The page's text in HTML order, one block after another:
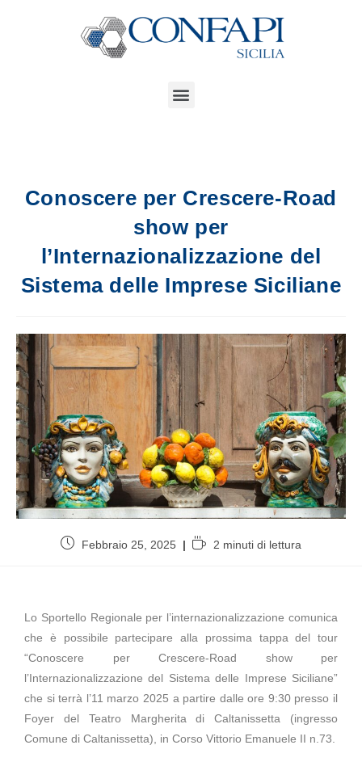
Conoscere per Crescere-Road
show per
l’Internazionalizzazione del
Sistema delle Imprese Siciliane
Febbraio 25, 2025 2 minuti di lettura
Lo Sportello Regionale per l’internazionalizzazione comunica
che è possibile partecipare alla prossima tappa del tour
“Conoscere per Crescere-Road show per
l’Internazionalizzazione del Sistema delle Imprese Siciliane”
che si terrà l’11 marzo 2025 a partire dalle ore 9:30 presso il
Foyer del Teatro Margherita di Caltanissetta (ingresso
Comune di Caltanissetta), in Corso Vittorio Emanuele II n.73.